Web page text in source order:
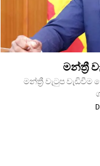
මන්ත්‍රී
මන්ත්‍රී වැටුප